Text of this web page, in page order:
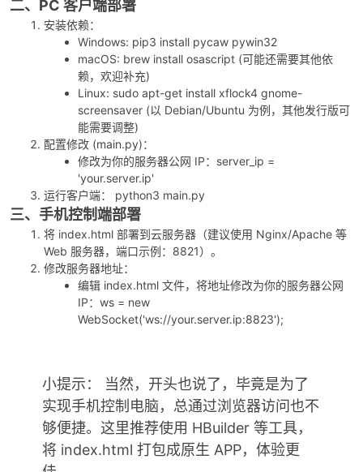
二、PC 客户端部署
安装依赖：
Windows: pip3 install pycaw pywin32
macOS: brew install osascript (可能还需要其他依
赖，欢迎补充)
Linux: sudo apt-get install xflock4 gnome-
screensaver (以 Debian/Ubuntu 为例，其他发行版可
能需要调整)
配置修改 (main.py)：
修改为你的服务器公网 IP：server_ip =
'your.server.ip'
运行客户端： python3 main.py
三、手机控制端部署
将 index.html 部署到云服务器（建议使用 Nginx/Apache 等
Web 服务器，端口示例：8821）。
修改服务器地址：
编辑 index.html 文件，将地址修改为你的服务器公网
IP：ws = new
WebSocket('ws://your.server.ip:8823');
小提示： 当然，开头也说了，毕竟是为了
实现手机控制电脑，总通过浏览器访问也不
够便捷。这里推荐使用 HBuilder 等工具，
将 index.html 打包成原生 APP，体验更